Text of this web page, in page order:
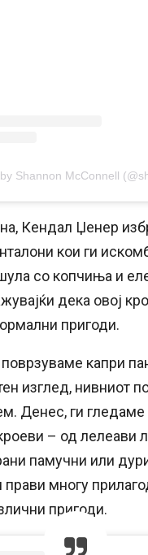
Shannon McConnell
Кендал Џенер
кои ги
со копчиња и
дека овој
пригоди.
капри
изглед, нивниот
Денес, ги
– од лелеави
памучни или
прави многу
пригоди.